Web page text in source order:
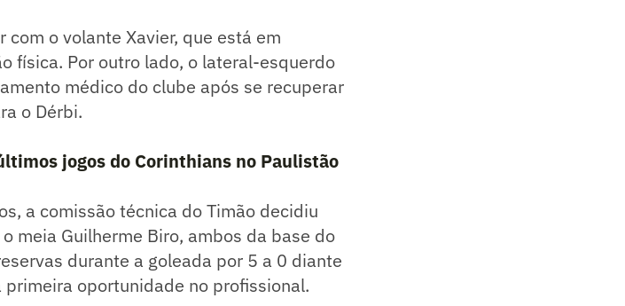
o volante Xavier, que está em
física. Por outro lado, o lateral-esquerdo
médico do clube após se recuperar
o Dérbi.
jogos do Corinthians no Paulistão
a comissão técnica do Timão decidiu
meia Guilherme Biro, ambos da base do
durante a goleada por 5 a 0 diante
oportunidade no profissional.